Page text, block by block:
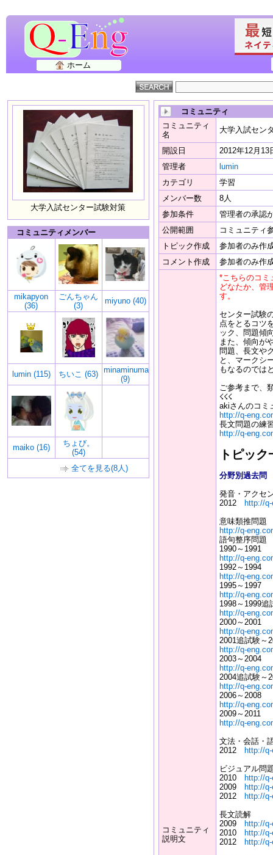
ホーム
大学入試センター試験対策
コミュニティメンバー
mikapyon
(36)
ごんちゃん
(3)
miyuno (40)
lumin (115) ちいこ (63) minaminumaebi
(9)
maiko (16)
ちょび。
(54)
全てを見る(8人)
コミュニティ
コミュニティ
名
大学入試セン
開設日
2012年12月13
管理者
lumin
カテゴリ
学習
メンバー数
8人
参加条件
管理者の承認
公開範囲
コミュニティ
トピック作成
参加者のみ作
コメント作成
参加者のみ作
コミュニティ
説明文
*こちらのコミ
どなたか、管
す。
センター試験
点をとるコツ
ック、問題傾
また、傾向が
問題、長文や
と、マークシ
もなるのでは
ご参考まで、
☇☇☇
akiさんのコミ
http://q-
長文問題の練
http://q-
トピック
分野別過去問
発音・アクセ
2012
http://
意味類推問題
http://q-
語句整序問題
1990～1991
http://q-
1992～1994
http://q-
1995～1997
http://q-
1998～1999追
http://q-
2000～2001
http://q-
2001追試験～
http://q-
2003～2004
http://q-
2004追試験～
http://q-
2006～2008
http://q-
2009～2011
http://q-
文法・会話・
2012
http://
ビジュアル問
2010
http://
2009
http://
2012
http://
長文読解
2009
http://
2010
http://
2012
http://